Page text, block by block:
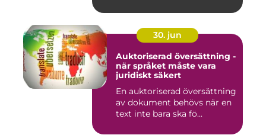
30. jun
Auktoriserad översättning -
när språket måste vara
juridiskt säkert
En auktoriserad översättning
av dokument behövs när en
text inte bara ska fö...